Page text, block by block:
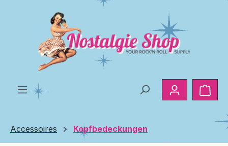
Zum Hauptinhalt springen
Accessoires Kopfbedeckungen